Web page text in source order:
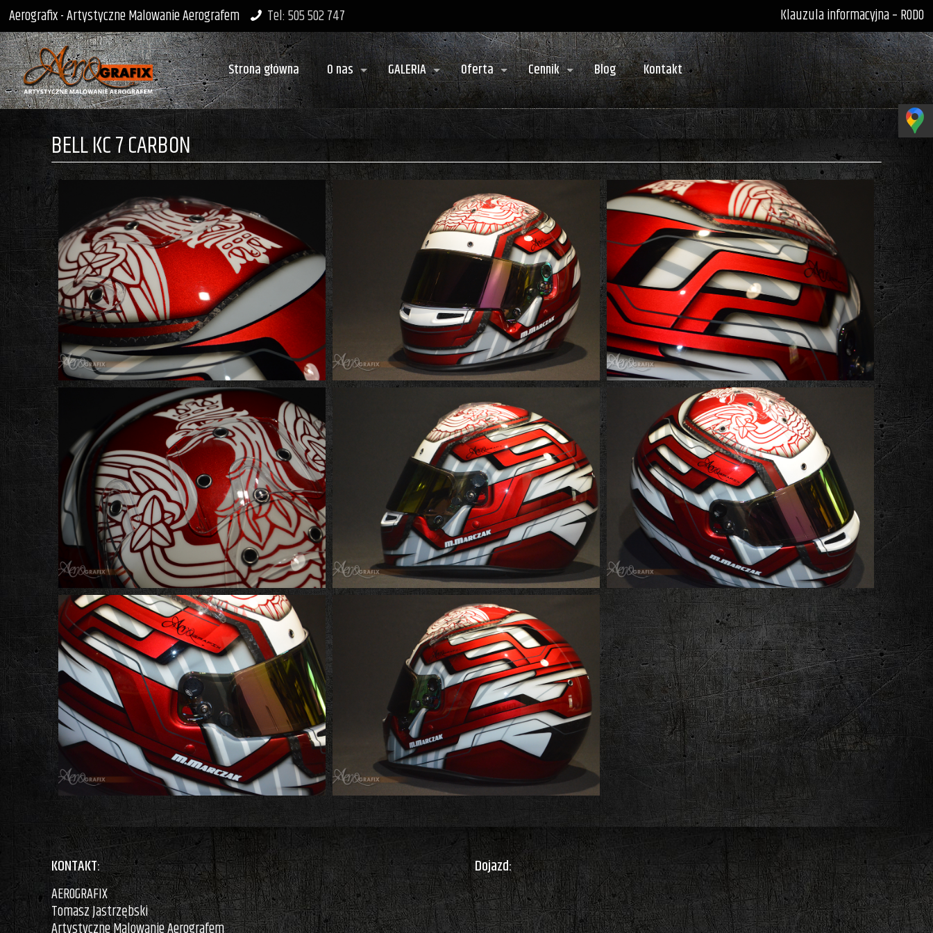
Aerografix - Artystyczne Malowanie Aerografem Tel: 505 502 747 Klauzula informacyjna – RODO
Strona główna O nas GALERIA Oferta Cennik Blog Kontakt
BELL KC 7 CARBON
KONTAKT:
AEROGRAFIX
Tomasz Jastrzębski
Dojazd: